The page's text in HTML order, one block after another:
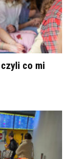
czyli co mi